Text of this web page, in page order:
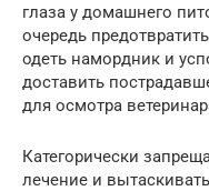
глаза у домашнего
очередь
одеть намордник и
доставить
для осмотра
Категорически
лечение и